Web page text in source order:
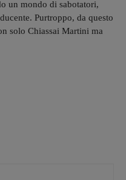
un mondo di sabotatori,
Purtroppo, da questo
solo Chiassai Martini ma